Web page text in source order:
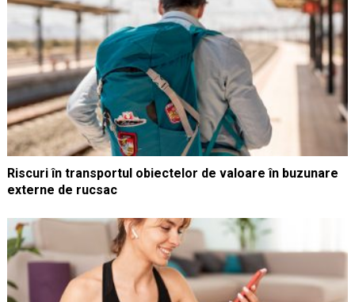
Riscuri în transportul obiectelor de valoare în buzunare
externe de rucsac